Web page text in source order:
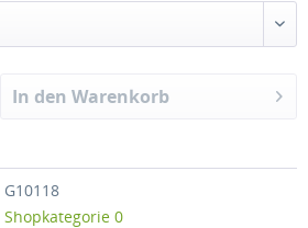
In den Warenkorb
G10118
Shopkategorie 0